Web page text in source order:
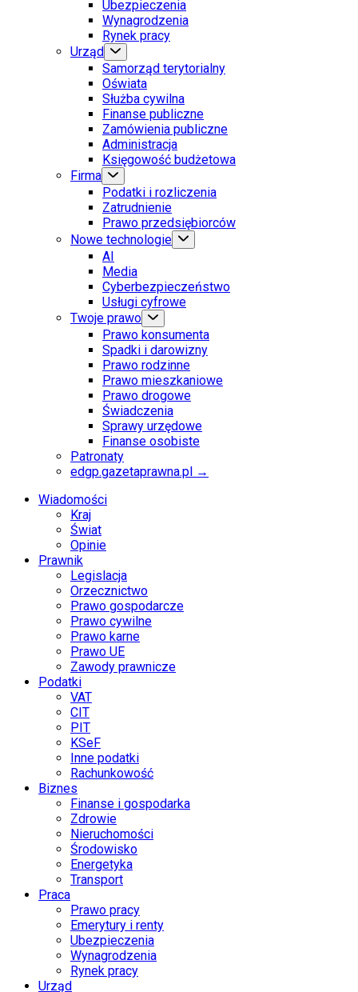
Ubezpieczenia
Wynagrodzenia
Rynek pracy
Urząd
Samorząd terytorialny
Oświata
Służba cywilna
Finanse publiczne
Zamówienia publiczne
Administracja
Księgowość budżetowa
Firma
Podatki i rozliczenia
Zatrudnienie
Prawo przedsiębiorców
Nowe technologie
AI
Media
Cyberbezpieczeństwo
Usługi cyfrowe
Twoje prawo
Prawo konsumenta
Spadki i darowizny
Prawo rodzinne
Prawo mieszkaniowe
Prawo drogowe
Świadczenia
Sprawy urzędowe
Finanse osobiste
Patronaty
edgp.gazetaprawna.pl →
Wiadomości
Kraj
Świat
Opinie
Prawnik
Legislacja
Orzecznictwo
Prawo gospodarcze
Prawo cywilne
Prawo karne
Prawo UE
Zawody prawnicze
Podatki
VAT
CIT
PIT
KSeF
Inne podatki
Rachunkowość
Biznes
Finanse i gospodarka
Zdrowie
Nieruchomości
Środowisko
Energetyka
Transport
Praca
Prawo pracy
Emerytury i renty
Ubezpieczenia
Wynagrodzenia
Rynek pracy
Urząd